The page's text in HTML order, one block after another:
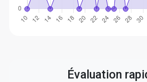
Évaluation